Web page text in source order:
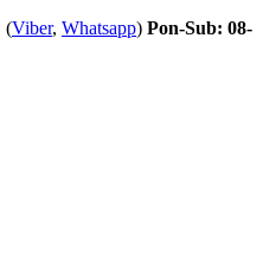
(Viber, Whatsapp) Pon-Sub: 08-